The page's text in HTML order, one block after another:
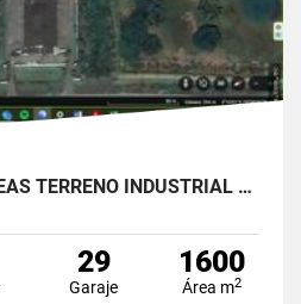
YAGUACHI 2 HECTÁREAS TERRENO INDUSTRIAL EN VENTA | VIA MILAGRO KM 26
29
Garaje
1600
Área m2